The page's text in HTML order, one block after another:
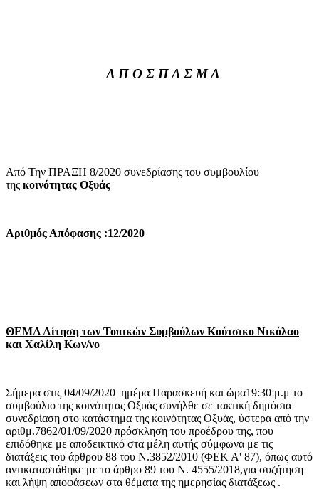
Α Π Ο Σ Π Α Σ Μ Α
Από Την ΠΡΑΞΗ 8/2020 συνεδρίασης του συμβουλίου
της κοινότητας Οξυάς
Αριθμός Απόφασης :12/2020
ΘΕΜΑ Αίτηση των Τοπικών Συμβούλων Κούτσικο Νικόλαο
και Χαλίλη Κων/νο
Σήμερα στις 04/09/2020 ημέρα Παρασκευή και ώρα19:30 μ.μ το
συμβούλιο της κοινότητας Οξυάς συνήλθε σε τακτική δημόσια
συνεδρίαση στο κατάστημα της κοινότητας Οξυάς, ύστερα από την
αριθμ.7862/01/09/2020 πρόσκληση του προέδρου της, που
επιδόθηκε με αποδεικτικό στα μέλη αυτής σύμφωνα με τις
διατάξεις του άρθρου 88 του Ν.3852/2010 (ΦΕΚ Α' 87), όπως αυτό
αντικαταστάθηκε με το άρθρο 89 του Ν. 4555/2018,για συζήτηση
και λήψη αποφάσεων στα θέματα της ημερησίας διατάξεως .